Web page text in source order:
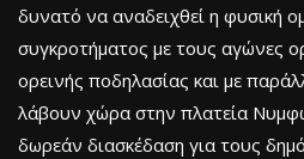
δυνατό να αναδειχθεί η φυσική
συγκροτήματος με τους αγώνες
ορεινής ποδηλασίας και με
λάβουν χώρα στην πλατεία
δωρεάν διασκέδαση για τους